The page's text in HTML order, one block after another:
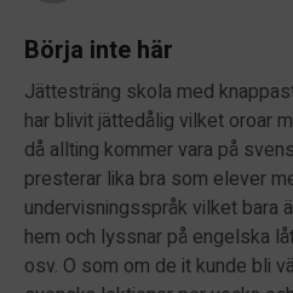
Börja inte här
Jättesträng skola med
har blivit jättedålig vilket oroar
då allting kommer vara på
presterar lika bra som elever
undervisningsspråk vilket bara
hem och lyssnar på engelska
osv. O som om de it kunde bli